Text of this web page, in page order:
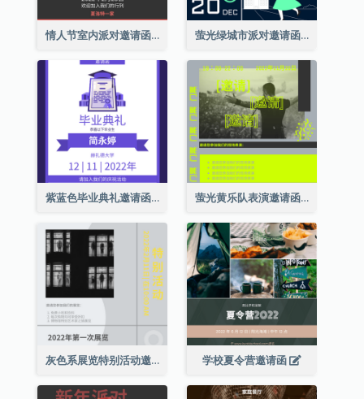
情人节室内派对邀请函 萤光绿城市派对邀请函
紫蓝色毕业典礼邀请函 萤光黄乐队表演邀请函
灰色系展览特别活动邀请函 学校夏令营邀请函